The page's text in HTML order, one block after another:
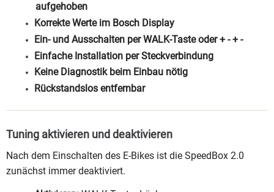
aufgehoben
Korrekte Werte im Bosch Display
Ein- und Ausschalten per WALK-Taste oder + - + -
Einfache Installation per Steckverbindung
Keine Diagnostik beim Einbau nötig
Rückstandslos entfernbar
Tuning aktivieren und deaktivieren
Nach dem Einschalten des E-Bikes ist die SpeedBox 2.0
zunächst immer deaktiviert.